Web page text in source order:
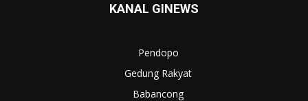
KANAL GINEWS
Pendopo
Gedung Rakyat
Babancong